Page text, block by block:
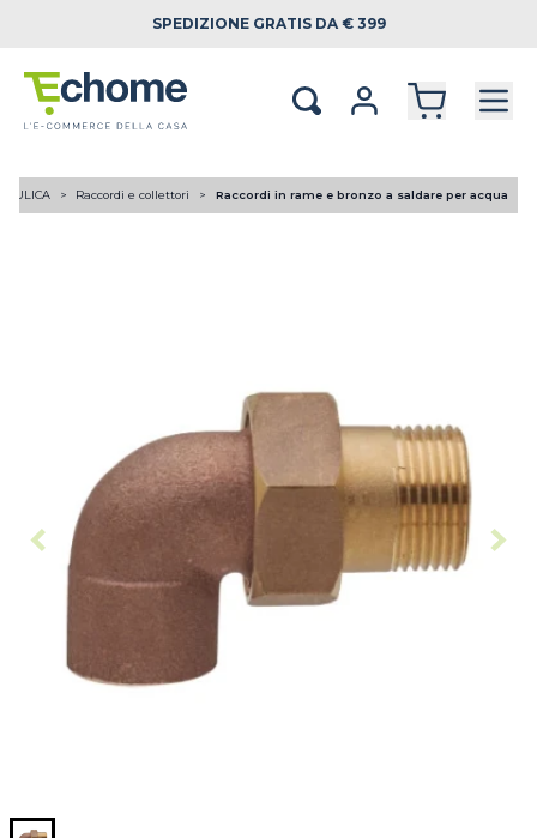
SPEDIZIONE GRATIS DA € 399
Raccordi e collettori Raccordi in rame e bronzo a saldare per acqua